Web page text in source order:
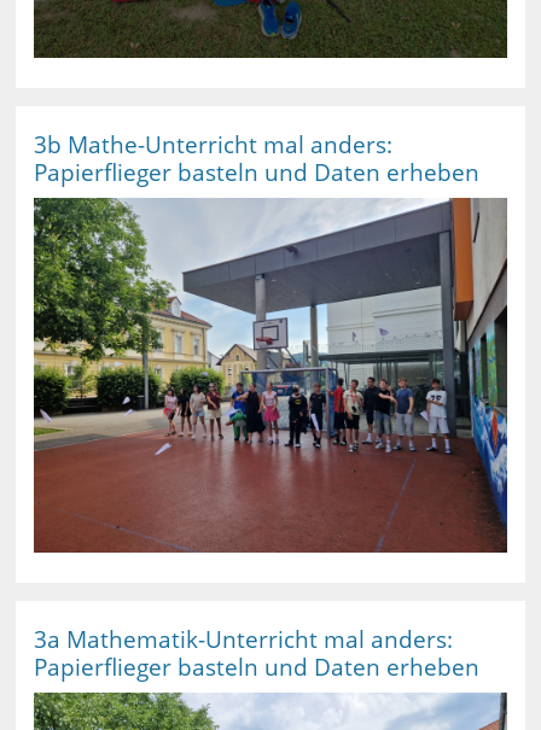
3b Mathe-Unterricht mal anders:
Papierflieger basteln und Daten erheben
3a Mathematik-Unterricht mal anders:
Papierflieger basteln und Daten erheben